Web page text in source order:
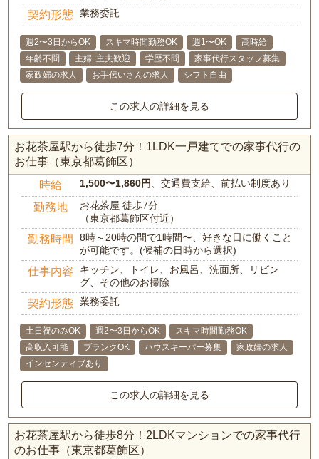
契約形態 業務委託
週2〜3日からOK スキマ時間勤務OK 週1〜OK
高時給
年齢不問
主婦･主夫歓迎 学歴不問
家事代行スタッフ募集
家政婦の求人
お手伝いさんの求人 シフト自由
この求人の詳細を見る
お花茶屋駅から徒歩7分！1LDK一戸建てでの家事代行の
お仕事（東京都葛飾区）
時給 1,500〜1,860円 、交通費支給、前払い制度あり
勤務地
お花茶屋 徒歩7分
（東京都葛飾区付近）
勤務時間
8時～20時の間で1時間〜、好きな日に働くこと
が可能です。(候補の日時から選択)
仕事内容
キッチン、トイレ、お風呂、洗面所、リビン
グ、その他のお掃除
契約形態 業務委託
土日祝のみOK 週2〜3日からOK
スキマ時間勤務OK
高収入可能
ブランクOK ハウスキーパー募集
家政婦の求人
インセンティブあり
この求人の詳細を見る
お花茶屋駅から徒歩8分！2LDKマンションでの家事代行
のお仕事（東京都葛飾区）